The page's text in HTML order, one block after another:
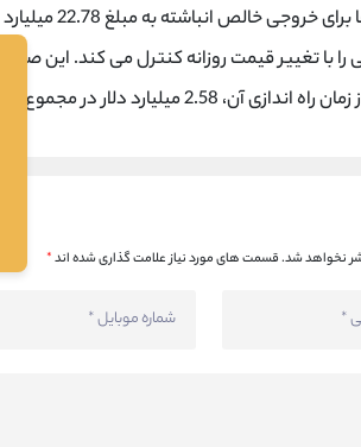
دلار در مجموع جریان های ورودی جمع آوری کرده است.
نخواهد شد.قسمت های مورد نیاز علامت گذاری شده اند*